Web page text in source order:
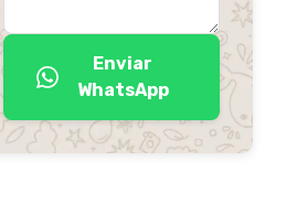
Enviar
WhatsApp